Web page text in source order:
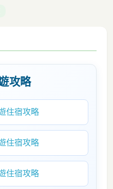
攻略
住宿攻略
住宿攻略
住宿攻略